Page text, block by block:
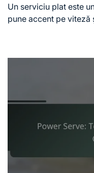
read
time
Un serviciu plat este
pune accent pe